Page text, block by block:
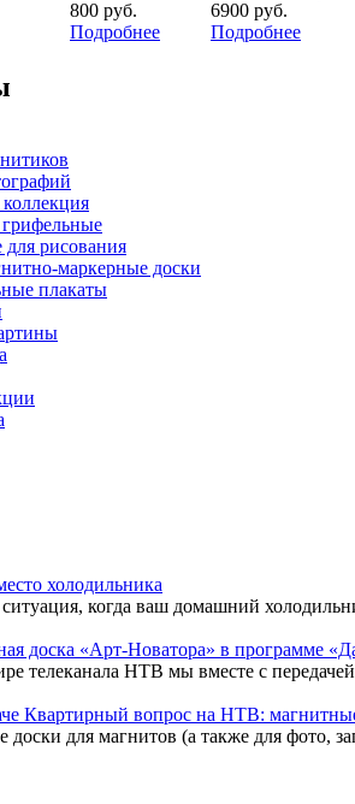
800 руб.
Подробнее
6900 руб.
Подробнее
для рисования
маркерные доски
плакаты
холодильника
когда ваш домашний
доска «Арт-Новатора» в программе
телеканала НТВ мы вместе с
Квартирный вопрос на НТВ: магнитные
для магнитов (а также для фото,